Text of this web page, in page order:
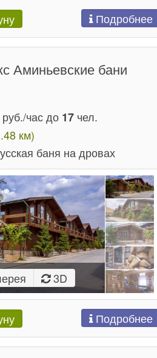
Подробнее
Аминьевские бани
руб./час до 17 чел.
км)
баня на дровах
3D
Подробнее